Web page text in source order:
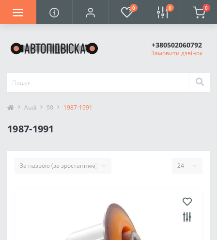
0 0 0
+380502060792
Замовити дзвінок
Audi 90 1987-1991
1987-1991